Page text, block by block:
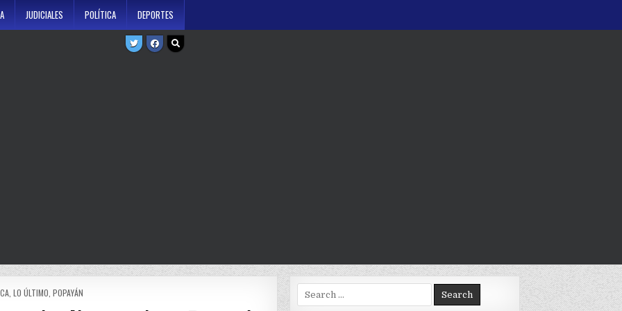
JUDICIALES POLÍTICA DEPORTES
,LO ÚLTIMO ,POPAYÁN
Search
for: